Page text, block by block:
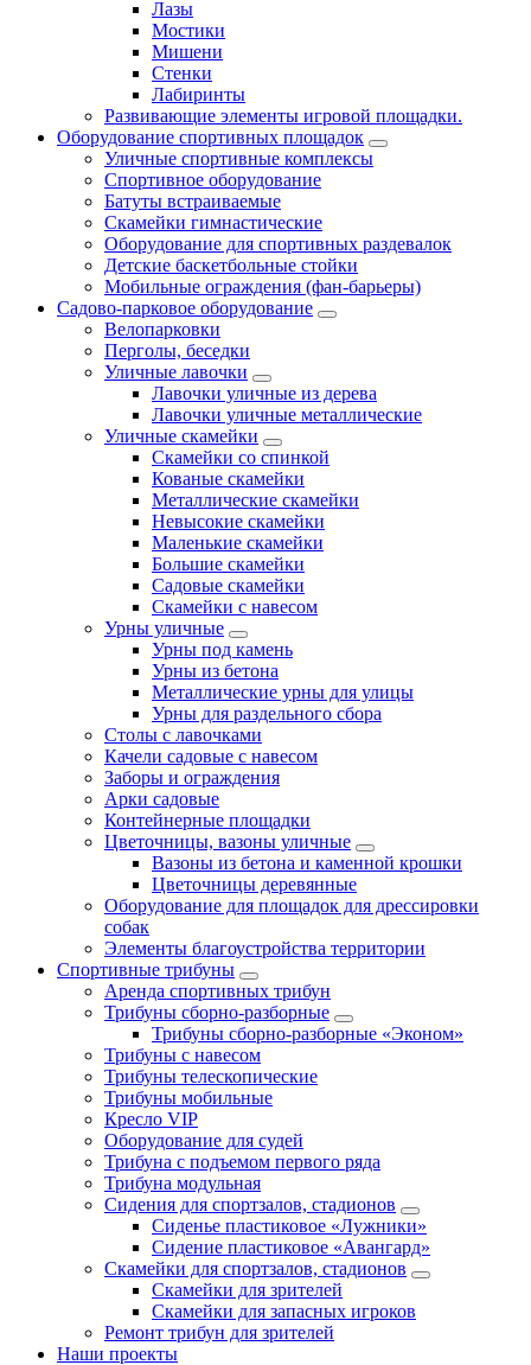
Лазы
Мостики
Мишени
Стенки
Лабиринты
Развивающие элементы игровой площадки.
Оборудование спортивных площадок
Уличные спортивные комплексы
Спортивное оборудование
Батуты встраиваемые
Скамейки гимнастические
Оборудование для спортивных раздевалок
Детские баскетбольные стойки
Мобильные ограждения (фан-барьеры)
Садово-парковое оборудование
Велопарковки
Перголы, беседки
Уличные лавочки
Лавочки уличные из дерева
Лавочки уличные металлические
Уличные скамейки
Скамейки со спинкой
Кованые скамейки
Металлические скамейки
Невысокие скамейки
Маленькие скамейки
Большие скамейки
Садовые скамейки
Скамейки с навесом
Урны уличные
Урны под камень
Урны из бетона
Металлические урны для улицы
Урны для раздельного сбора
Столы с лавочками
Качели садовые с навесом
Заборы и ограждения
Арки садовые
Контейнерные площадки
Цветочницы, вазоны уличные
Вазоны из бетона и каменной крошки
Цветочницы деревянные
Оборудование для площадок для дрессировки
собак
Элементы благоустройства территории
Спортивные трибуны
Аренда спортивных трибун
Трибуны сборно-разборные
Трибуны сборно-разборные «Эконом»
Трибуны с навесом
Трибуны телескопические
Трибуны мобильные
Кресло VIP
Оборудование для судей
Трибуна с подъемом первого ряда
Трибуна модульная
Сидения для спортзалов, стадионов
Сиденье пластиковое «Лужники»
Сидение пластиковое «Авангард»
Скамейки для спортзалов, стадионов
Скамейки для зрителей
Скамейки для запасных игроков
Ремонт трибун для зрителей
Наши проекты